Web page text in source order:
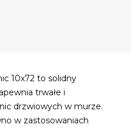
10x72 to solidny
trwałe i
drzwiowych w murze.
w zastosowaniach